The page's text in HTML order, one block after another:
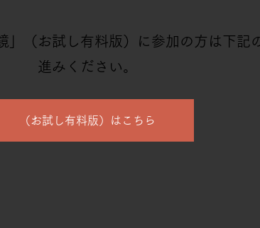
」（お試し有料版）に参加の方は下記
進みください。
（お試し有料版）はこちら